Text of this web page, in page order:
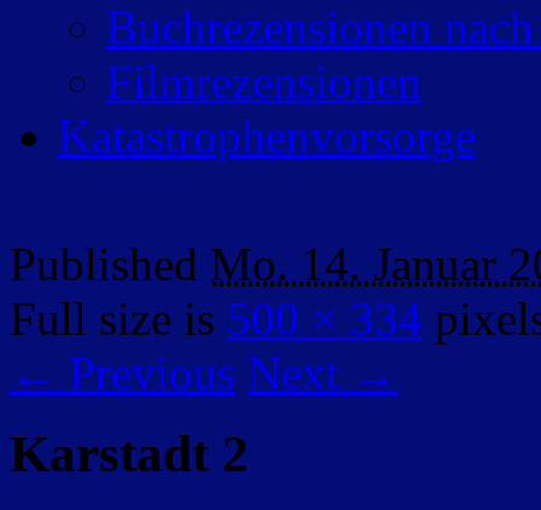
Buchrezensionen
Filmrezensionen
Katastrophenvorsorge
Published Mo. 14. Januar
Full size is 500 × 334
← Previous Next →
Karstadt 2